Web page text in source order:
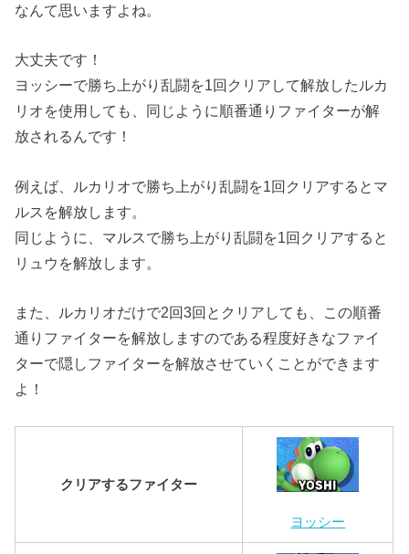
なんて思いますよね。
大丈夫です！
ヨッシーで勝ち上がり乱闘を1回クリアして解放したルカ
リオを使用しても、同じように順番通りファイターが解
放されるんです！
例えば、ルカリオで勝ち上がり乱闘を1回クリアするとマ
ルスを解放します。
同じように、マルスで勝ち上がり乱闘を1回クリアすると
リュウを解放します。
また、ルカリオだけで2回3回とクリアしても、この順番
通りファイターを解放しますのである程度好きなファイ
ターで隠しファイターを解放させていくことができます
よ！
クリアするファイター
ヨッシー